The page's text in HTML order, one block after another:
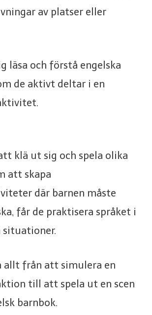
av platser eller
läsa och förstå engelska
de aktivt deltar i en
klä ut sig och spela olika
att skapa
där barnen måste
får de praktisera språket i
situationer.
allt från att simulera en
till att spela ut en scen
barnbok.